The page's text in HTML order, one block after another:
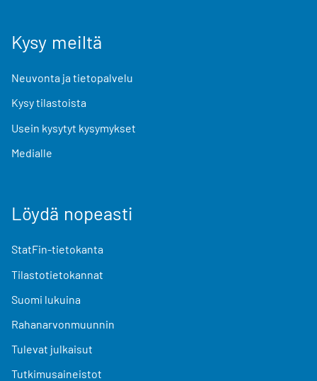
Kysy meiltä
Neuvonta ja tietopalvelu
Kysy tilastoista
Usein kysytyt kysymykset
Medialle
Löydä nopeasti
StatFin-tietokanta
Tilastotietokannat
Suomi lukuina
Rahanarvonmuunnin
Tulevat julkaisut
Tutkimusaineistot